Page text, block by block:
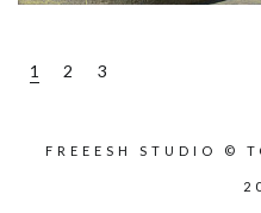
1 2 3
FREEESH STUDIO ©